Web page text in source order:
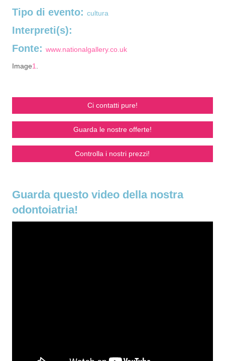
Tipo di evento: cultura
Interpreti(s):
Fonte: www.nationalgallery.co.uk
Image1
Ci contatti pure!
Guarda le nostre offerte!
Controlla i nostri prezzi!
Guarda questo video della nostra
odontoiatria!